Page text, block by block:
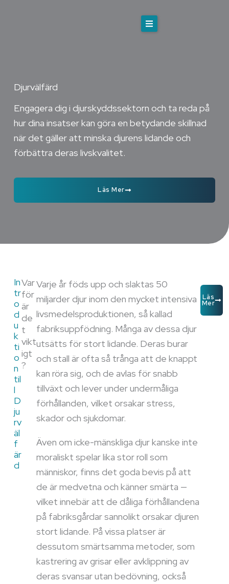
Om oss
Engagera dig
Djurvälfärd
Engagera dig i djurskyddssektorn och ta reda på
hur dina insatser kan göra en betydande skillnad
när det gäller att minska djurens lidande och
förbättra deras livskvalitet.
Läs Mer
In
tr
o
d
u
k
ti
o
n
til
l
D
ju
rv
äl
f
är
d
Var
för
är
de
t
vikt
igt
?
Varje år föds upp och slaktas 50
miljarder djur inom den mycket intensiva
livsmedelsproduktionen, så kallad
fabriksuppfödning. Många av dessa djur
utsätts för stort lidande. Deras burar
och stall är ofta så trånga att de knappt
kan röra sig, och de avlas för snabb
tillväxt och lever under undermåliga
förhållanden, vilket orsakar stress,
skador och sjukdomar.
Även om icke-mänskliga djur kanske inte
moraliskt spelar lika stor roll som
människor, finns det goda bevis på att
de är medvetna och känner smärta —
vilket innebär att de dåliga förhållandena
på fabriksgårdar sannolikt orsakar djuren
stort lidande. På vissa platser är
dessutom smärtsamma metoder, som
kastrering av grisar eller avklippning av
deras svansar utan bedövning, också
Läs
Mer